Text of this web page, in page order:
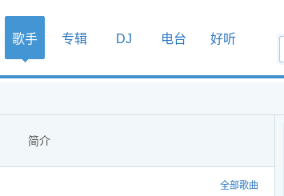
歌手 专辑 DJ 电台 好听
简介
全部歌曲